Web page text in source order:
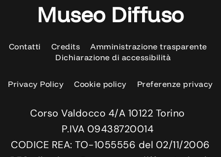
Museo Diffuso
Contatti Credits
Amministrazione trasparente
Dichiarazione di accessibilità
Privacy Policy Cookie policy Preferenze privacy
Corso Valdocco 4/A 10122 Torino
P.IVA 09438720014
CODICE REA: TO-1055556 del 02/11/2006